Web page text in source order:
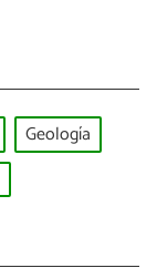
Geología